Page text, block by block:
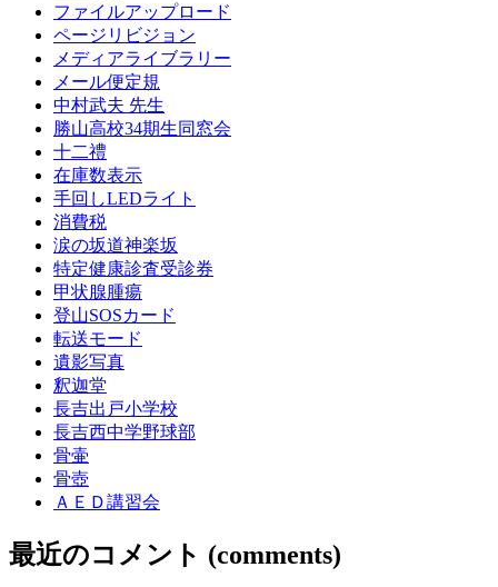
ファイルアップロード
ページリビジョン
メディアライブラリー
メール便定規
中村武夫 先生
勝山高校34期生同窓会
十二禮
在庫数表示
手回しLEDライト
消費税
涙の坂道神楽坂
特定健康診査受診券
甲状腺腫瘍
登山SOSカード
転送モード
遺影写真
釈迦堂
長吉出戸小学校
長吉西中学野球部
骨壷
骨壺
ＡＥＤ講習会
最近のコメント (comments)